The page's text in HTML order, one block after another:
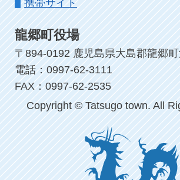
携帯サイト
龍郷町役場
〒894-0192 鹿児島県大島郡龍郷
電話：0997-62-3111
FAX：0997-62-2535
Copyright © Tatsugo town. All